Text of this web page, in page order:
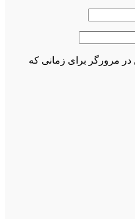
در مرورگر برای زمانی که